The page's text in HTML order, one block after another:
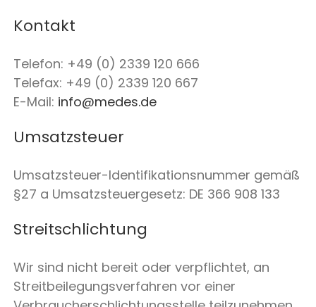
Kontakt
Telefon: +49 (0) 2339 120 666
Telefax: +49 (0) 2339 120 667
E-Mail: info@medes.de
Umsatzsteuer
Umsatzsteuer-Identifikationsnummer gemäß
§27 a Umsatzsteuergesetz: DE 366 908 133
Streitschlichtung
Wir sind nicht bereit oder verpflichtet, an
Streitbeilegungsverfahren vor einer